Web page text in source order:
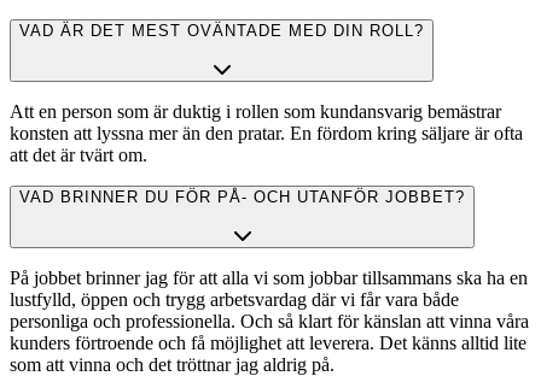
VAD ÄR DET MEST OVÄNTADE MED DIN ROLL?
Att en person som är duktig i rollen som kundansvarig bemästrar
konsten att lyssna mer än den pratar. En fördom kring säljare är ofta
att det är tvärt om.
VAD BRINNER DU FÖR PÅ- OCH UTANFÖR JOBBET?
På jobbet brinner jag för att alla vi som jobbar tillsammans ska ha en
lustfylld, öppen och trygg arbetsvardag där vi får vara både
personliga och professionella. Och så klart för känslan att vinna våra
kunders förtroende och få möjlighet att leverera. Det känns alltid lite
som att vinna och det tröttnar jag aldrig på.